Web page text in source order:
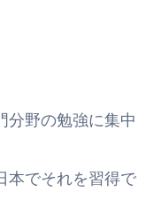
分野の勉強に集中
本でそれを習得で